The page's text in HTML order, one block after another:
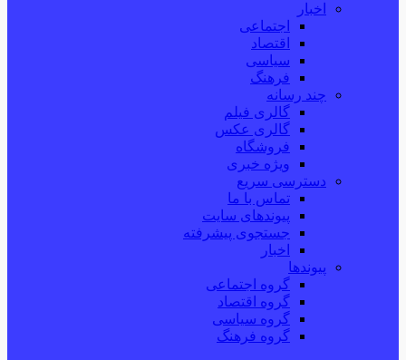
اخبار
اجتماعی
اقتصاد
سیاسی
فرهنگ
چند رسانه
گالری فیلم
گالری عکس
فروشگاه
ویژه خبری
دسترسی سریع
تماس با ما
پیوندهای سایت
جستجوی پیشرفته
اخبار
پیوندها
گروه اجتماعی
گروه اقتصاد
گروه سیاسی
گروه فرهنگ